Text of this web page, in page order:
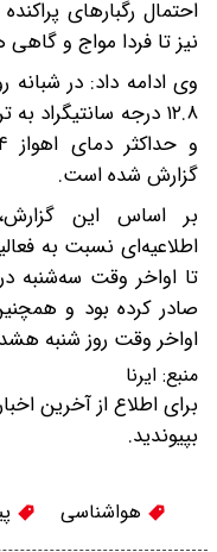
احتمال رگبارهای
نیز تا فردا مواج و گاهی
۱۲.۸ درجه
گزارش شده است.
بر اساس این
اطلاعیه‌ای نسبت به
تا اواخر وقت سه‌شنبه
صادر کرده بود و
اواخر وقت روز شنبه
منبع: ایرنا
برای اطلاع از آخرین
بپیوندید.
هواشناسی